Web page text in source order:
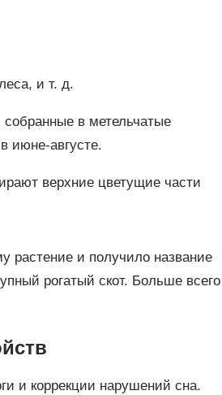
и т. д.
в метельчатые
июне-августе.
верхние цветущие части
растение и получило название
рогатый скот. Больше всего
и коррекции нарушений сна.